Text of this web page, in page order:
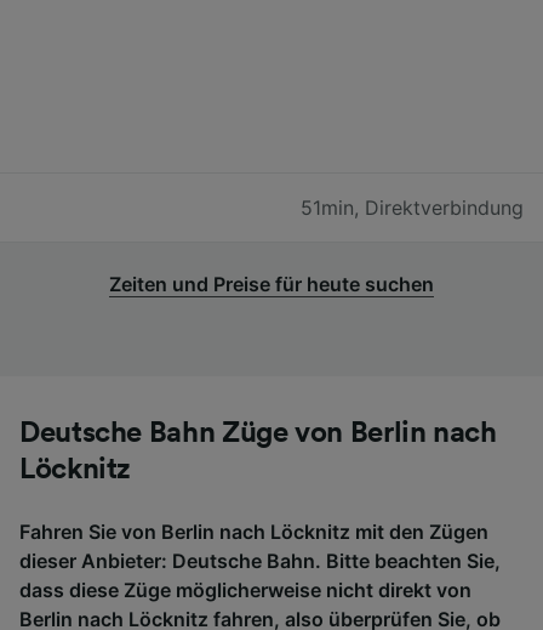
51min, Direktverbindung
Zeiten und Preise für heute suchen
Deutsche Bahn Züge von Berlin nach
Löcknitz
Fahren Sie von Berlin nach Löcknitz mit den Zügen
dieser Anbieter: Deutsche Bahn. Bitte beachten Sie,
dass diese Züge möglicherweise nicht direkt von
Berlin nach Löcknitz fahren, also überprüfen Sie, ob